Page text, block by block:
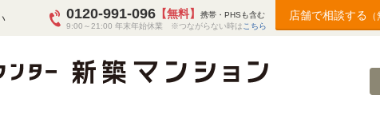
0120-991-096 【無料】
携帯・PHSも含む
9:00～21:00 年末年始休業 ※つながらない時は こちら
店舗で相談する